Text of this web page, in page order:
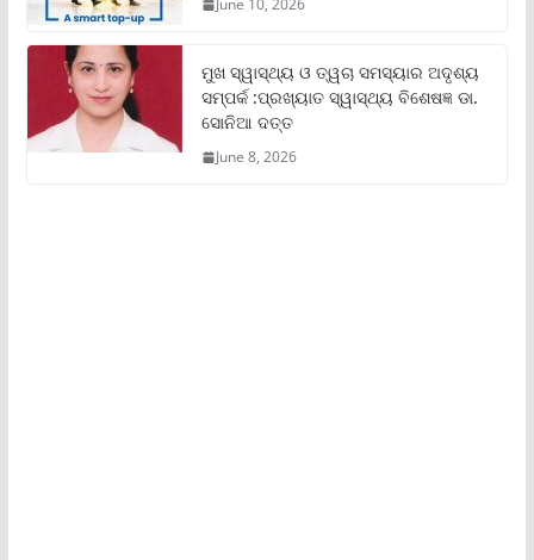
June 10, 2026
ମୁଖ ସ୍ୱାସ୍ଥ୍ୟ ଓ ତ୍ୱଚା ସମସ୍ୟାର ଅଦୃଶ୍ୟ
ସମ୍ପର୍କ :ପ୍ରଖ୍ୟାତ ସ୍ୱାସ୍ଥ୍ୟ ବିଶେଷଜ୍ଞ ଡା.
ସୋନିଆ ଦତ୍ତ
June 8, 2026